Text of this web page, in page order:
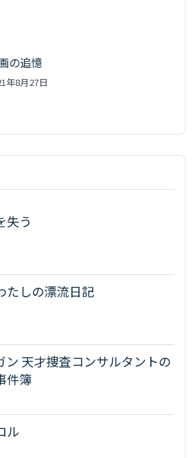
の追憶
年8月27日
失う
たしの漂流日記
ン 天才捜査コンサルタントの
件簿
ル